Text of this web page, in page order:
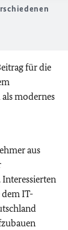
für die
modernes
aus
dem IT-